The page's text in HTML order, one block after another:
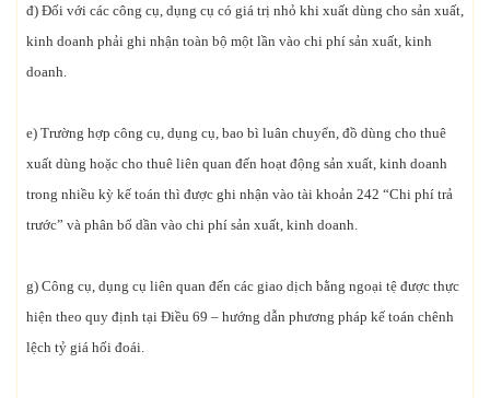
đ) Đối với các công cụ, dụng cụ có giá trị nhỏ khi xuất dùng cho sản xuất,
kinh doanh phải ghi nhận toàn bộ một lần vào chi phí sản xuất, kinh
doanh.
e) Trường hợp công cụ, dụng cụ, bao bì luân chuyển, đồ dùng cho thuê
xuất dùng hoặc cho thuê liên quan đến hoạt động sản xuất, kinh doanh
trong nhiều kỳ kế toán thì được ghi nhận vào tài khoản 242 “Chi phí trả
trước” và phân bổ dần vào chi phí sản xuất, kinh doanh.
g) Công cụ, dụng cụ liên quan đến các giao dịch bằng ngoại tệ được thực
hiện theo quy định tại Điều 69 – hướng dẫn phương pháp kế toán chênh
lệch tỷ giá hối đoái.